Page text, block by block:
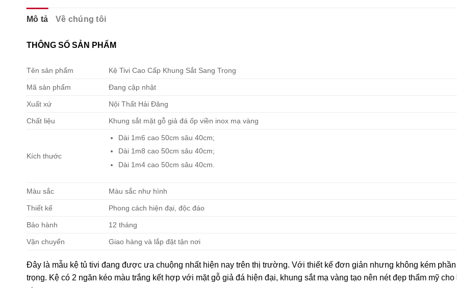
Mô tả Về chúng tôi
THÔNG SỐ SẢN PHẨM
Tên sản phẩm Kệ Tivi Cao Cấp Khung Sắt Sang Trọng
Mã sản phẩm Đang cập nhật
Xuất xứ Nội Thất Hải Đăng
Chất liệu Khung sắt mặt gỗ giả đá ốp viền inox mạ vàng
Kích thước
Dài 1m6 cao 50cm sâu 40cm;
Dài 1m8 cao 50cm sâu 40cm;
Dài 1m4 cao 50cm sâu 40cm.
Màu sắc Màu sắc như hình
Thiết kế Phong cách hiện đại, độc đáo
Bảo hành 12 tháng
Vận chuyển Giao hàng và lắp đặt tận nơi
Đây là mẫu kệ tủ tivi đang được ưa chuộng nhất hiện nay trên thị trường. Với thiết kế đơn giản nhưng không kém phần
trọng. Kệ có 2 ngăn kéo màu trắng kết hợp với mặt gỗ giả đá hiện đại, khung sắt mạ vàng tạo nên nét đẹp thẩm mỹ cho